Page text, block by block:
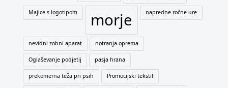
Majice s logotipom morje napredne ročne ure
nevidni zobni aparat notranja oprema
Oglaševanje podjetij pasja hrana
prekomerna teža pri psih Promocijski tekstil